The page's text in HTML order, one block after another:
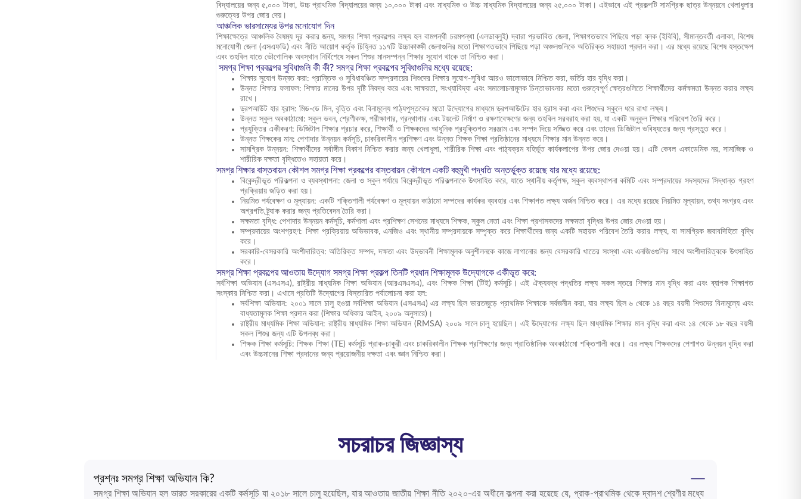
বিদ্যালয়ের জন্য ৫,০০০ টাকা, উচ্চ প্রাথমিক বিদ্যালয়ের জন্য ১০,০০০ টাকা এবং মাধ্যমিক ও উচ্চ মাধ্যমিক বিদ্যালয়ের জন্য ২৫,০০০ টাকা। এইভাবে এই প্রকল্পটি সামগ্রিক ছাত্র উন্নয়নে খেলাধুলার
গুরুত্বের উপর জোর দেয়।
আঞ্চলিক ভারসাম্যের উপর মনোযোগ দিন
শিক্ষাক্ষেত্রে আঞ্চলিক বৈষম্য দূর করার জন্য, সমগ্র শিক্ষা প্রকল্পের লক্ষ্য হল বামপন্থী চরমপন্থা (এলডাব্লুই) দ্বারা প্রভাবিত জেলা, শিক্ষাগতভাবে পিছিয়ে পড়া ব্লক (ইবিবি), সীমান্তবর্তী এলাকা, বিশেষ
মনোযোগী জেলা (এসএফডি) এবং নীতি আয়োগ কর্তৃক চিহ্নিত ১১৭টি উচ্চাকাঙ্ক্ষী জেলাগুলির মতো শিক্ষাগতভাবে পিছিয়ে পড়া অঞ্চলগুলিকে অতিরিক্ত সহায়তা প্রদান করা। এর মধ্যে রয়েছে বিশেষ হস্তক্ষেপ
এবং তহবিল যাতে ভৌগোলিক অবস্থান নির্বিশেষে সকল শিশুর মানসম্পন্ন শিক্ষার সুযোগ থাকে তা নিশ্চিত করা।
সমগ্র শিক্ষা প্রকল্পের সুবিধাগুলি কী কী? সমগ্র শিক্ষা প্রকল্পের সুবিধাগুলির মধ্যে রয়েছে:
শিক্ষার সুযোগ উন্নত করা: প্রান্তিক ও সুবিধাবঞ্চিত সম্প্রদায়ের শিশুদের শিক্ষার সুযোগ-সুবিধা আরও ভালোভাবে নিশ্চিত করা, ভর্তির হার বৃদ্ধি করা।
উন্নত শিক্ষার ফলাফল: শিক্ষার মানের উপর দৃষ্টি নিবদ্ধ করে এবং সাক্ষরতা, সংখ্যাবিদ্যা এবং সমালোচনামূলক চিন্তাভাবনার মতো গুরুত্বপূর্ণ ক্ষেত্রগুলিতে শিক্ষার্থীদের কর্মক্ষমতা উন্নত করার লক্ষ্য
রাখে।
ড্রপআউট হার হ্রাস: মিড-ডে মিল, বৃত্তি এবং বিনামূল্যে পাঠ্যপুস্তকের মতো উদ্যোগের মাধ্যমে ড্রপআউটের হার হ্রাস করা এবং শিশুদের স্কুলে ধরে রাখা লক্ষ্য।
উন্নত স্কুল অবকাঠামো: স্কুল ভবন, শ্রেণীকক্ষ, পরীক্ষাগার, গ্রন্থাগার এবং টয়লেট নির্মাণ ও রক্ষণাবেক্ষণের জন্য তহবিল সরবরাহ করা হয়, যা একটি অনুকূল শিক্ষার পরিবেশ তৈরি করে।
প্রযুক্তির একীকরণ: ডিজিটাল শিক্ষার প্রচার করে, শিক্ষার্থী ও শিক্ষকদের আধুনিক প্রযুক্তিগত সরঞ্জাম এবং সম্পদ দিয়ে সজ্জিত করে এবং তাদের ডিজিটাল ভবিষ্যতের জন্য প্রস্তুত করে।
উন্নত শিক্ষকের মান: পেশাদার উন্নয়ন কর্মসূচি, চাকরিকালীন প্রশিক্ষণ এবং উন্নত শিক্ষক শিক্ষা প্রতিষ্ঠানের মাধ্যমে শিক্ষার মান উন্নত করে।
সামগ্রিক উন্নয়ন: শিক্ষার্থীদের সর্বাঙ্গীন বিকাশ নিশ্চিত করার জন্য খেলাধুলা, শারীরিক শিক্ষা এবং পাঠ্যক্রম বহির্ভূত কার্যকলাপের উপর জোর দেওয়া হয়। এটি কেবল একাডেমিক নয়, সামাজিক ও
শারীরিক দক্ষতা বৃদ্ধিতেও সহায়তা করে।
সমগ্র শিক্ষার বাস্তবায়ন কৌশল সমগ্র শিক্ষা প্রকল্পের বাস্তবায়ন কৌশলে একটি বহুমুখী পদ্ধতি অন্তর্ভুক্ত রয়েছে যার মধ্যে রয়েছে:
বিকেন্দ্রীভূত পরিকল্পনা ও ব্যবস্থাপনা: জেলা ও স্কুল পর্যায়ে বিকেন্দ্রীভূত পরিকল্পনাকে উৎসাহিত করে, যাতে স্থানীয় কর্তৃপক্ষ, স্কুল ব্যবস্থাপনা কমিটি এবং সম্প্রদায়ের সদস্যদের সিদ্ধান্ত গ্রহণ
প্রক্রিয়ায় জড়িত করা হয়।
নিয়মিত পর্যবেক্ষণ ও মূল্যায়ন: একটি শক্তিশালী পর্যবেক্ষণ ও মূল্যায়ন কাঠামো সম্পদের কার্যকর ব্যবহার এবং শিক্ষাগত লক্ষ্য অর্জন নিশ্চিত করে। এর মধ্যে রয়েছে নিয়মিত মূল্যায়ন, তথ্য সংগ্রহ এবং
অগ্রগতি ট্র্যাক করার জন্য প্রতিবেদন তৈরি করা।
সক্ষমতা বৃদ্ধি: পেশাদার উন্নয়ন কর্মসূচি, কর্মশালা এবং প্রশিক্ষণ সেশনের মাধ্যমে শিক্ষক, স্কুল নেতা এবং শিক্ষা প্রশাসকদের সক্ষমতা বৃদ্ধির উপর জোর দেওয়া হয়।
সম্প্রদায়ের অংশগ্রহণ: শিক্ষা প্রক্রিয়ায় অভিভাবক, এনজিও এবং স্থানীয় সম্প্রদায়কে সম্পৃক্ত করে শিক্ষার্থীদের জন্য একটি সহায়ক পরিবেশ তৈরি করার লক্ষ্য, যা সামগ্রিক জবাবদিহিতা বৃদ্ধি
করে।
সরকারি-বেসরকারি অংশীদারিত্ব: অতিরিক্ত সম্পদ, দক্ষতা এবং উদ্ভাবনী শিক্ষামূলক অনুশীলনকে কাজে লাগানোর জন্য বেসরকারি খাতের সংস্থা এবং এনজিওগুলির সাথে অংশীদারিত্বকে উৎসাহিত
করে।
সমগ্র শিক্ষা প্রকল্পের আওতায় উদ্যোগ সমগ্র শিক্ষা প্রকল্প তিনটি প্রধান শিক্ষামূলক উদ্যোগকে একীভূত করে:
সর্বশিক্ষা অভিযান (এসএসএ), রাষ্ট্রীয় মাধ্যমিক শিক্ষা অভিযান (আরএমএসএ), এবং শিক্ষক শিক্ষা (টিই) কর্মসূচি। এই ঐক্যবদ্ধ পদ্ধতির লক্ষ্য সকল স্তরে শিক্ষার মান বৃদ্ধি করা এবং ব্যাপক শিক্ষাগত
সংস্কার নিশ্চিত করা। এখানে প্রতিটি উদ্যোগের বিস্তারিত পর্যালোচনা করা হল:
সর্বশিক্ষা অভিযান: ২০০১ সালে চালু হওয়া সর্বশিক্ষা অভিযান (এসএসএ) এর লক্ষ্য ছিল ভারতজুড়ে প্রাথমিক শিক্ষাকে সর্বজনীন করা, যার লক্ষ্য ছিল ৬ থেকে ১৪ বছর বয়সী শিশুদের বিনামূল্যে এবং
বাধ্যতামূলক শিক্ষা প্রদান করা (শিক্ষার অধিকার আইন, ২০০৯ অনুসারে)।
রাষ্ট্রীয় মাধ্যমিক শিক্ষা অভিযান: রাষ্ট্রীয় মাধ্যমিক শিক্ষা অভিযান (RMSA) ২০০৯ সালে চালু হয়েছিল। এই উদ্যোগের লক্ষ্য ছিল মাধ্যমিক শিক্ষার মান বৃদ্ধি করা এবং ১৪ থেকে ১৮ বছর বয়সী
সকল শিশুর জন্য এটি উপলব্ধ করা।
শিক্ষক শিক্ষা কর্মসূচি: শিক্ষক শিক্ষা (TE) কর্মসূচি প্রাক-চাকুরী এবং চাকরিকালীন শিক্ষক প্রশিক্ষণের জন্য প্রাতিষ্ঠানিক অবকাঠামো শক্তিশালী করে। এর লক্ষ্য শিক্ষকদের পেশাগত উন্নয়ন বৃদ্ধি করা
এবং উচ্চমানের শিক্ষা প্রদানের জন্য প্রয়োজনীয় দক্ষতা এবং জ্ঞান নিশ্চিত করা।
সচরাচর জিজ্ঞাস্য
প্রশ্নঃ সমগ্র শিক্ষা অভিযান কি?
সমগ্র শিক্ষা অভিযান হল ভারত সরকারের একটি কর্মসূচি যা ২০১৮ সালে চালু হয়েছিল, যার আওতায় জাতীয় শিক্ষা নীতি ২০২০-এর অধীনে কল্পনা করা হয়েছে যে, প্রাক-প্রাথমিক থেকে দ্বাদশ শ্রেণীর মধ্যে